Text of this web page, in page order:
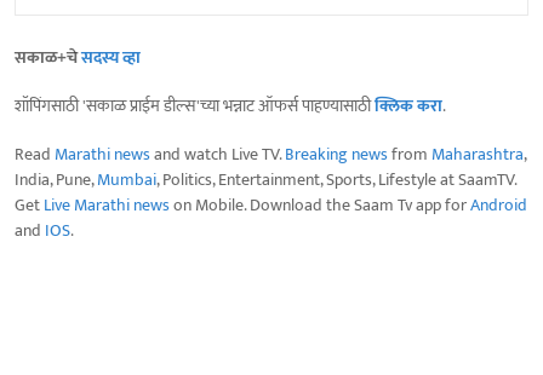
सकाळ+चेसदस्य व्हा
शॉपिंगसाठी 'सकाळ प्राईम डील्स'च्या भन्नाट ऑफर्स पाहण्यासाठीक्लिक करा.
Read Marathi newsand watch Live TV.Breaking newsfrom Maharashtra,
India, Pune,Mumbai, Politics, Entertainment, Sports, Lifestyle at SaamTV.
GetLive Marathi newson Mobile. Download the Saam Tv app forAndroid
and IOS.